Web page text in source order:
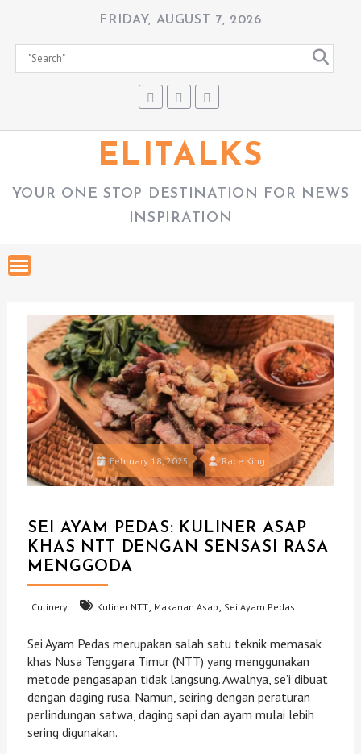
FRIDAY, AUGUST 7, 2026
ELITALKS
YOUR ONE STOP DESTINATION FOR NEWS
INSPIRATION
February 18, 2025 Race King
SEI AYAM PEDAS: KULINER ASAP
KHAS NTT DENGAN SENSASI RASA
MENGGODA
Culinery Kuliner NTT, Makanan Asap, Sei Ayam Pedas
Sei Ayam Pedas merupakan salah satu teknik memasak
khas Nusa Tenggara Timur (NTT) yang menggunakan
metode pengasapan tidak langsung. Awalnya, se’i dibuat
dengan daging rusa. Namun, seiring dengan peraturan
perlindungan satwa, daging sapi dan ayam mulai lebih
sering digunakan.